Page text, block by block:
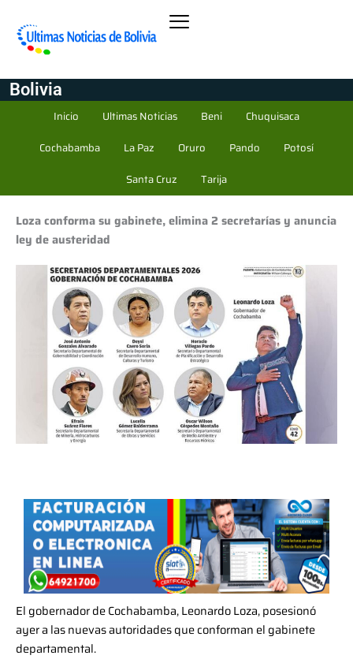
Bolivia
Inicio Ultimas Noticias Beni
Chuquisaca
Cochabamba
La Paz Oruro Pando
Potosí
Santa Cruz
Tarija
Loza conforma su gabinete, elimina 2 secretarías y anuncia
ley de austeridad
El gobernador de Cochabamba, Leonardo Loza, posesionó
ayer a las nuevas autoridades que conforman el gabinete
departamental.